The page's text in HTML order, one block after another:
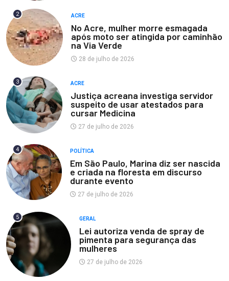
2 ACRE
No Acre, mulher morre esmagada
após moto ser atingida por caminhão
na Via Verde
28 de julho de 2026
3 ACRE
Justiça acreana investiga servidor
suspeito de usar atestados para
cursar Medicina
27 de julho de 2026
4 POLÍTICA
Em São Paulo, Marina diz ser nascida
e criada na floresta em discurso
durante evento
27 de julho de 2026
5 GERAL
Lei autoriza venda de spray de
pimenta para segurança das
mulheres
27 de julho de 2026